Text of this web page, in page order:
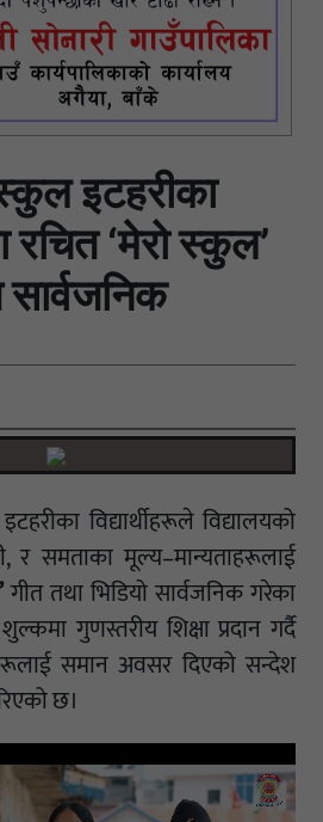
इटहरीका
रचित ‘मेरो स्कुल’
सार्वजनिक
विद्यार्थीहरूले विद्यालयको
र समताका मूल्य–मान्यताहरूलाई
गीत तथा भिडियो सार्वजनिक गरेका
गुणस्तरीय शिक्षा प्रदान गर्दै
समान अवसर दिएको सन्देश
छ।